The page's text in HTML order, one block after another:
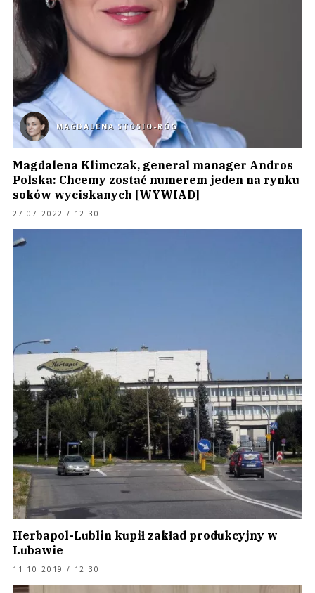
MAGDALENA STOSIO-RÓG
Magdalena Klimczak, general manager Andros
Polska: Chcemy zostać numerem jeden na rynku
soków wyciskanych [WYWIAD]
27.07.2022 / 12:30
Herbapol-Lublin kupił zakład produkcyjny w
Lubawie
11.10.2019 / 12:30